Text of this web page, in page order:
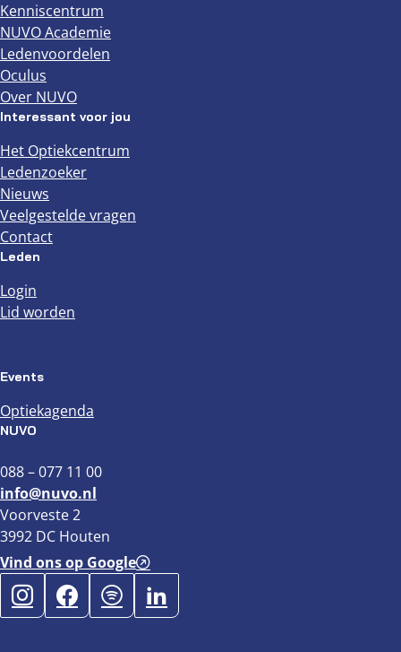
Kenniscentrum
NUVO Academie
Ledenvoordelen
Oculus
Over NUVO
Interessant voor jou
Het Optiekcentrum
Ledenzoeker
Nieuws
Veelgestelde vragen
Contact
Leden
Login
Lid worden
Events
Optiekagenda
NUVO
088 – 077 11 00
info@nuvo.nl
Voorveste 2
3992 DC Houten
Vind ons op Google